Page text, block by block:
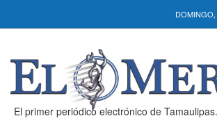
El primer periódico electrónico de Tamaulipas.